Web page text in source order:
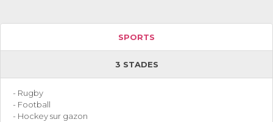
SPORTS
3 STADES
- Rugby
- Football
- Hockey sur gazon